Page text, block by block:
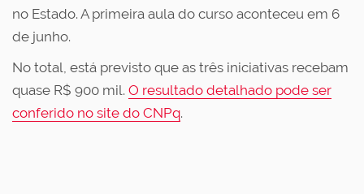
no Estado. A primeira aula do curso aconteceu em 6
de junho.
No total, está previsto que as três iniciativas recebam
quase R$ 900 mil. O resultado detalhado pode ser
conferido no site do CNPq.